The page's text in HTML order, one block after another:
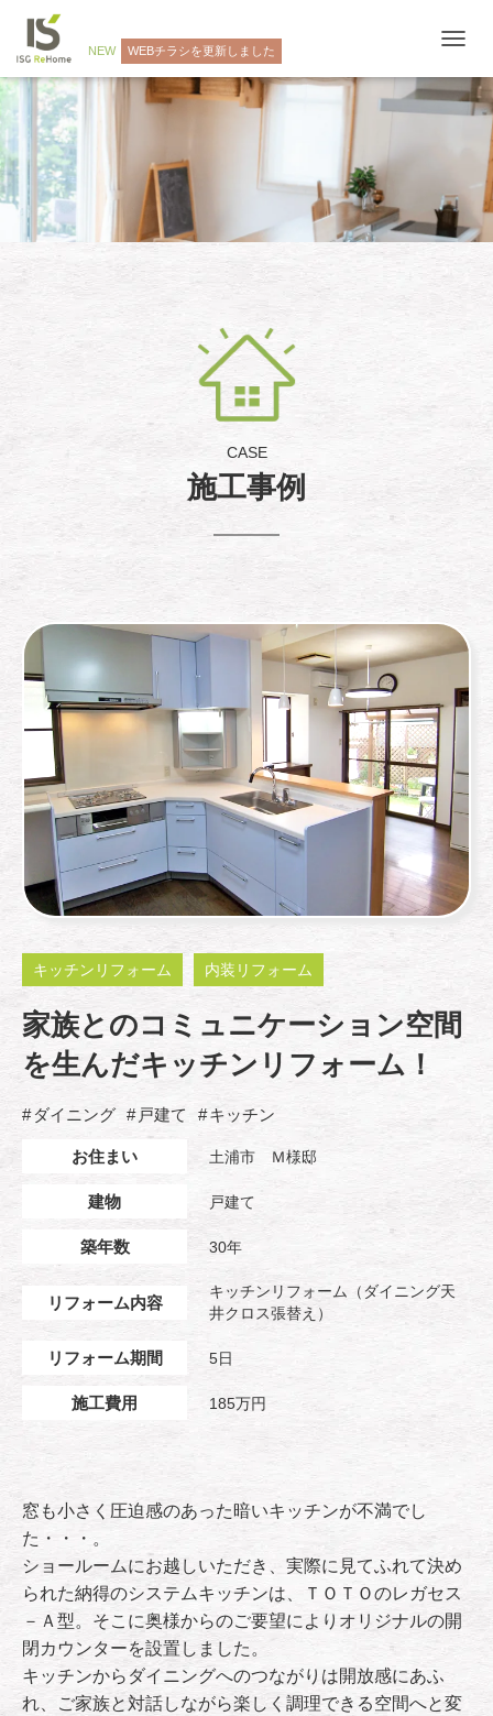
NEW WEBチラシを更新しました
ビ
ゲ
ー
を
切
り
施工事例
CASE
キッチンリフォーム 内装リフォーム
家族とのコミュニケーション空間
を生んだキッチンリフォーム！
ダイニング 戸建て キッチン
お住まい 土浦市 Ｍ様邸
建物 戸建て
築年数 30年
リフォーム内容
キッチンリフォーム（ダイニング天
井クロス張替え）
リフォーム期間 5日
施工費用 185万円
窓も小さく圧迫感のあった暗いキッチンが不満でし
た・・・。
ショールームにお越しいただき、実際に見てふれて決め
られた納得のシステムキッチンは、ＴＯＴＯのレガセス
－Ａ型。そこに奥様からのご要望によりオリジナルの開
閉カウンターを設置しました。
キッチンからダイニングへのつながりは開放感にあふ
れ、ご家族と対話しながら楽しく調理できる空間へと変